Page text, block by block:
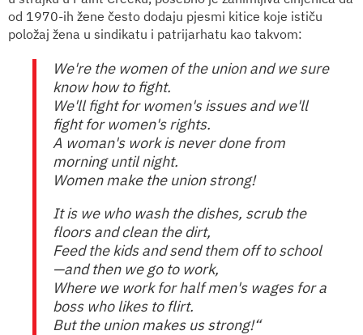
od 1970-ih žene često dodaju pjesmi kitice koje ističu
položaj žena u sindikatu i patrijarhatu kao takvom:
We're the women of the union and we sure
know how to fight.
We'll fight for women's issues and we'll
fight for women's rights.
A woman's work is never done from
morning until night.
Women make the union strong!
It is we who wash the dishes, scrub the
floors and clean the dirt,
Feed the kids and send them off to school
—and then we go to work,
Where we work for half men's wages for a
boss who likes to flirt.
But the union makes us strong!“